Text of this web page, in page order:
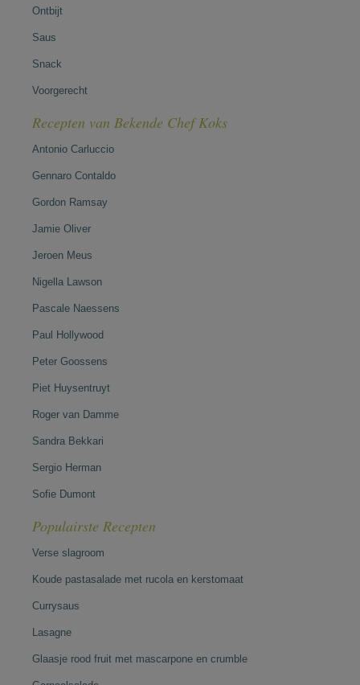
Ontbijt
Saus
Snack
Voorgerecht
Recepten van Bekende Chef Koks
Antonio Carluccio
Gennaro Contaldo
Gordon Ramsay
Jamie Oliver
Jeroen Meus
Nigella Lawson
Pascale Naessens
Paul Hollywood
Peter Goossens
Piet Huysentruyt
Roger van Damme
Sandra Bekkari
Sergio Herman
Sofie Dumont
Populairste Recepten
Verse slagroom
Koude pastasalade met rucola en kerstomaat
Currysaus
Lasagne
Glaasje rood fruit met mascarpone en crumble